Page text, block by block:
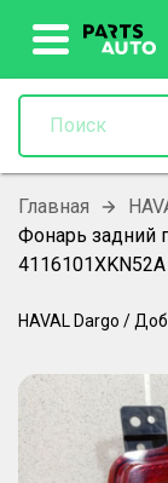
Главная
Фонарь задний
4116101XKN52A
HAVAL Dargo /